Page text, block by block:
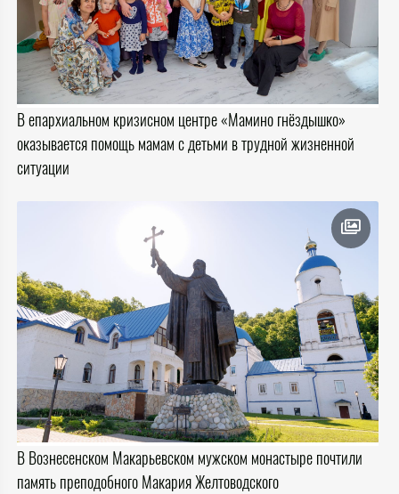
В епархиальном кризисном центре «Мамино гнёздышко»
оказывается помощь мамам с детьми в трудной жизненной
ситуации
В Вознесенском Макарьевском мужском монастыре почтили
память преподобного Макария Желтоводского